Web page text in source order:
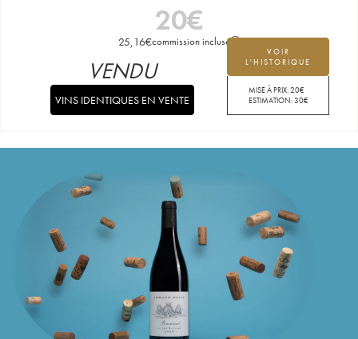
20€
25,16€commission incluse
VOIR
L'HISTORIQUE
MISE À PRIX:20€
ESTIMATION:30€
VENDU
VINS IDENTIQUES EN VENTE